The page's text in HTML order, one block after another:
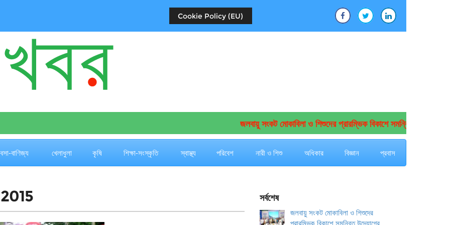
Cookie Policy (EU)
জলবায়ু সংকট মোকাবিলা ও শিশুদের প্রারম্ভিক বিকাশে সমন্বিত উদ্যোগের
বাণিজ্য খেলাধুলা কৃষি শিক্ষা-সংস্কৃতি স্বাস্থ্য পরিবেশ নারী ও শিশু অধিকার বিজ্ঞান প্রবাস
সর্বশেষ
জলবায়ু সংকট মোকাবিলা ও শিশুদের
প্রারম্ভিক বিকাশে সমন্বিত উদ্যোগের